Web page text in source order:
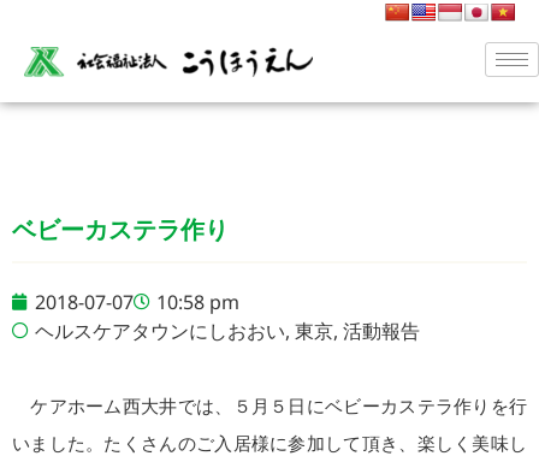
ベビーカステラ作り
2018-07-07
10:58 pm
ヘルスケアタウンにしおおい, 東京, 活動報告
ケアホーム西大井では、５月５日にベビーカステラ作りを行
いました。たくさんのご入居様に参加して頂き、楽しく美味し